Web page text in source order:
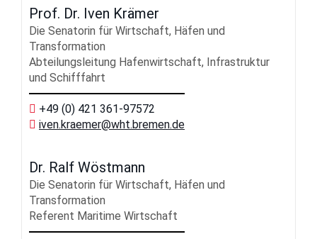
Prof. Dr. Iven Krämer
Die Senatorin für Wirtschaft, Häfen und
Transformation
Abteilungsleitung Hafenwirtschaft, Infrastruktur
und Schifffahrt
+49 (0) 421 361-97572
iven.kraemer@wht.bremen.de
Dr. Ralf Wöstmann
Die Senatorin für Wirtschaft, Häfen und
Transformation
Referent Maritime Wirtschaft